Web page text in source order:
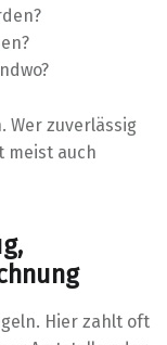
Wer zuverlässig
meist auch
Hier zahlt oft